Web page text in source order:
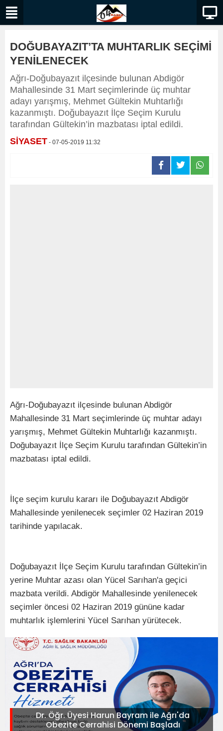
DOĞUBAYAZIT’TA MUHTARLIK SEÇİMİ
YENİLENECEK
Ağrı-Doğubayazıt ilçesinde bulunan Abdigör
Mahallesinde 31 Mart seçimlerinde üç muhtar
adayı yarışmış, Mehmet Gültekin Muhtarlığı
kazanmıştı. Doğubayazıt İlçe Seçim Kurulu
tarafından Gültekin’in mazbatası iptal edildi.
SİYASET - 07-05-2019 11:32
Ağrı-Doğubayazıt ilçesinde bulunan Abdigör
Mahallesinde 31 Mart seçimlerinde üç muhtar adayı
yarışmış, Mehmet Gültekin Muhtarlığı kazanmıştı.
Doğubayazıt İlçe Seçim Kurulu tarafından Gültekin’in
mazbatası iptal edildi.
İlçe seçim kurulu kararı ile Doğubayazıt Abdigör
Mahallesinde yenilenecek seçimler 02 Haziran 2019
tarihinde yapılacak.
Doğubayazıt İlçe Seçim Kurulu tarafından Gültekin’in
yerine Muhtar azası olan Yücel Sarıhan'a geçici
mazbata verildi. Abdigör Mahallesinde yenilenecek
seçimler öncesi 02 Haziran 2019 gününe kadar
muhtarlık işlemlerini Yücel Sarıhan yürütecek.
Dr. Öğr. Üyesi Harun Bayram ile Ağrı'da
Obezite Cerrahisi Dönemi Başladı